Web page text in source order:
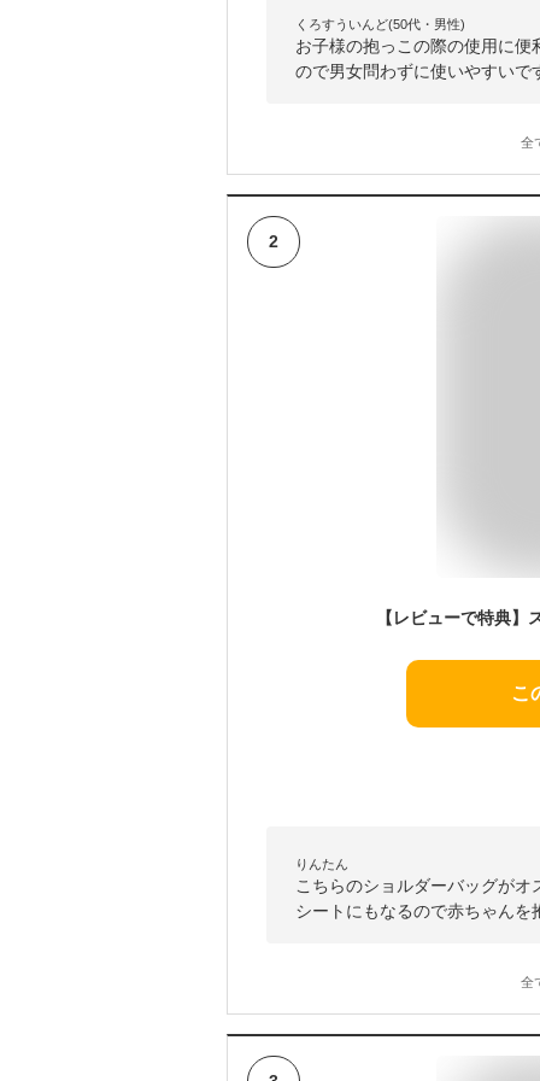
くろすういんど(50代・男性)
お子様の抱っこの際の使用に
ので男女問わずに使いやすいで
全
2
こ
りんたん
こちらのショルダーバッグが
シートにもなるので赤ちゃん
全